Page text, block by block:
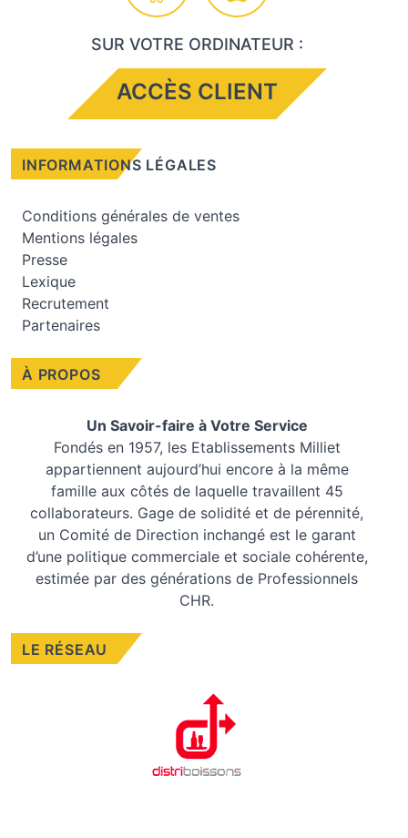
À PROPOS
Un Savoir-faire à Votre Service
Fondés en 1957, les Etablissements Milliet
appartiennent aujourd’hui encore à la même
famille aux côtés de laquelle travaillent 45
collaborateurs. Gage de solidité et de pérennité,
un Comité de Direction inchangé est le garant
d’une politique commerciale et sociale cohérente,
estimée par des générations de Professionnels
CHR.
LE RÉSEAU
SUR VOTRE ORDINATEUR :
ACCÈS CLIENT
INFORMATIONS LÉGALES
Conditions générales de ventes
Mentions légales
Presse
Lexique
Recrutement
Partenaires